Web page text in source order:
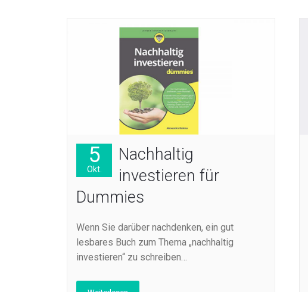
5
Okt.
Nachhaltig
investieren für
Dummies
Wenn Sie darüber nachdenken, ein gut
lesbares Buch zum Thema „nachhaltig
investieren“ zu schreiben…